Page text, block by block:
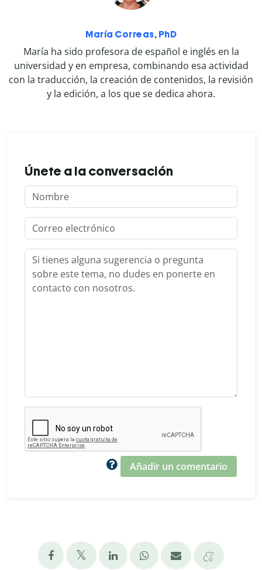
María Correas, PhD
María ha sido profesora de español e inglés en la
universidad y en empresa, combinando esa actividad
con la traducción, la creación de contenidos, la revisión
y la edición, a los que se dedica ahora.
Únete a la conversación
Añadir un comentario